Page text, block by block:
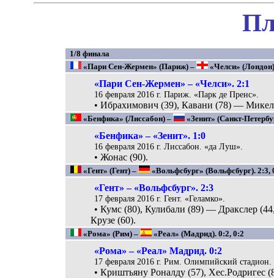
1/8 финала
«Пари Сен-Жермен» (Париж) –
«Челси»
«Пари Сен-Жермен» – «Челси». 2:1
16 февраля 2016 г. Париж. «Парк де Пренс».
• Ибрахимович (39), Кавани (78) —
«Бенфика» (Лиссабон) – «Зенит» (Санкт-
«Бенфика» – «Зенит». 1:0
16 февраля 2016 г. Лиссабон. «да Луш».
• Жонас (90).
«Гент» (Гент) – «Вольфсбург» (Вольфсбург). 2:3,
«Гент» – «Вольфсбург». 2:3
17 февраля 2016 г. Гент. «Геламко».
• Кумс (80), Кулибали (89) — Дракслер
Крузе (60).
«Рома» (Рим) – «Реал» (Мадрид). 0:2, 0:2
«Рома» – «Реал» Мадрид. 0:2
17 февраля 2016 г. Рим. Олимпийский стадион.
• Криштьяну Роналду (57), Хес.Родригес